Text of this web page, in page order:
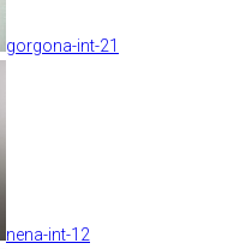
gorgona-int-21
nena-int-12